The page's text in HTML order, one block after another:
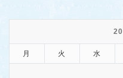
月 火 水